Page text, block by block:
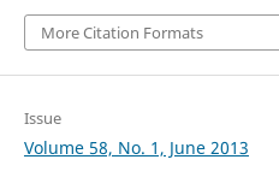
More Citation Formats
Issue
Volume 58, No. 1, June 2013